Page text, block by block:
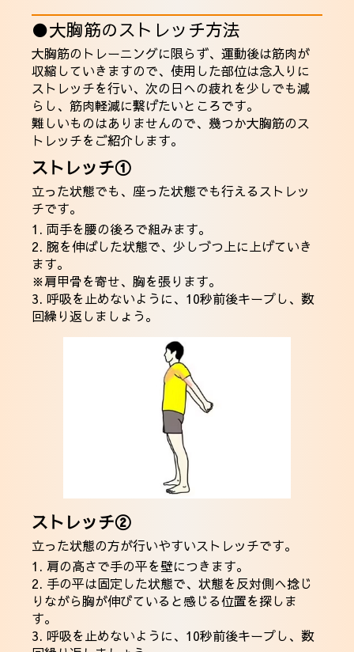
●大胸筋のストレッチ方法
大胸筋のトレーニングに限らず、運動後は筋肉が
収縮していきますので、使用した部位は念入りに
ストレッチを行い、次の日への疲れを少しでも減
らし、筋肉軽減に繋げたいところです。
難しいものはありませんので、幾つか大胸筋のス
トレッチをご紹介します。
ストレッチ①
立った状態でも、座った状態でも行えるストレッ
チです。
1. 両手を腰の後ろで組みます。
2. 腕を伸ばした状態で、少しづつ上に上げていき
ます。
※肩甲骨を寄せ、胸を張ります。
3. 呼吸を止めないように、10秒前後キープし、数
回繰り返しましょう。
ストレッチ②
立った状態の方が行いやすいストレッチです。
1. 肩の高さで手の平を壁につきます。
2. 手の平は固定した状態で、状態を反対側へ捻じ
りながら胸が伸びていると感じる位置を探しま
す。
3. 呼吸を止めないように、10秒前後キープし、数